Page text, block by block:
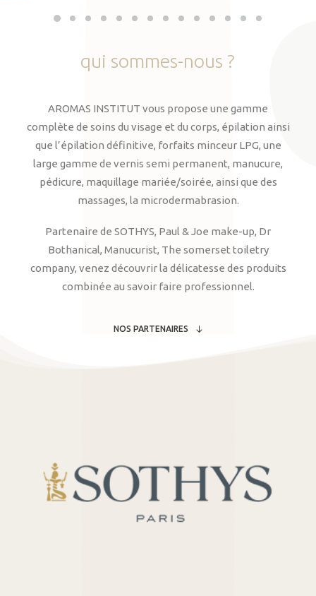
qui sommes-nous ?
AROMAS INSTITUT vous propose une gamme
complète de soins du visage et du corps, épilation ainsi
que l’épilation définitive, forfaits minceur LPG, une
large gamme de vernis semi permanent, manucure,
pédicure, maquillage mariée/soirée, ainsi que des
massages, la microdermabrasion.
Partenaire de SOTHYS, Paul & Joe make-up, Dr
Bothanical, Manucurist, The somerset toiletry
company, venez découvrir la délicatesse des produits
combinée au savoir faire professionnel.
NOS PARTENAIRES